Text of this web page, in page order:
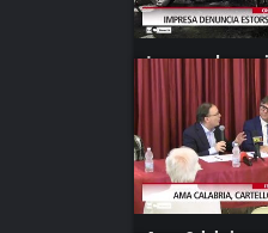
Impresa
Stato ci è
29 marzo 2024